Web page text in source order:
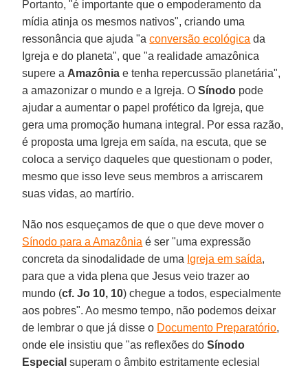
Portanto, "é importante que o empoderamento da
mídia atinja os mesmos nativos", criando uma
ressonância que ajuda "aconversão ecológica da
Igreja e do planeta", que "a realidade amazônica
supere a Amazônia e tenha repercussão planetária",
a amazonizar o mundo e a Igreja. OSínodo pode
ajudar a aumentar o papel profético da Igreja, que
gera uma promoção humana integral. Por essa razão,
é proposta uma Igreja em saída, na escuta, que se
coloca a serviço daqueles que questionam o poder,
mesmo que isso leve seus membros a arriscarem
suas vidas, ao martírio.
Não nos esqueçamos de que o que deve mover o
Sínodo para a Amazônia é ser "uma expressão
concreta da sinodalidade de uma Igreja em saída,
para que a vida plena que Jesus veio trazer ao
mundo (cf. Jo 10, 10) chegue a todos, especialmente
aos pobres". Ao mesmo tempo, não podemos deixar
de lembrar o que já disse o Documento Preparatório,
onde ele insistiu que "as reflexões doSínodo
Especial superam o âmbito estritamente eclesial